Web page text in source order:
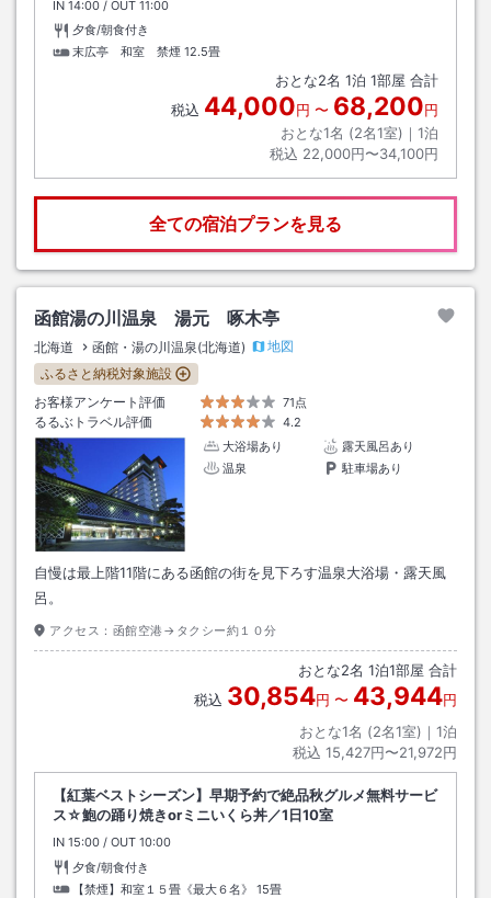
IN チェックイン
14:00 / OUT チェックアウト
11:00
夕食/朝食付き
末広亭 和室 禁煙 12.5畳
おとな2名 1泊 1部屋 合計
税込 44,000円 〜 68,200円
おとな1名 (2名1室)｜ 1泊
税込 22,000円〜34,100円
全ての宿泊プランを見る
函館湯の川温泉 湯元 啄木亭
北海道 函館・湯の川温泉(北海道)
地図
ふるさと納税対象施設
お客様アンケート評価
71点
るるぶトラベル評価
4.2
大浴場あり
露天風呂あり
温泉
駐車場あり
自慢は最上階11階にある函館の街を見下ろす温泉大浴場・露天風
呂。
アクセス： 函館空港→タクシー約１０分
おとな2名 1泊1部屋 合計
税込 30,854円 〜 43,944円
おとな1名 (2名1室)｜ 1泊
税込 15,427円〜21,972円
【紅葉ベストシーズン】早期予約で絶品秋グルメ無料サービ
ス☆鮑の踊り焼きorミニいくら丼／1日10室
IN チェックイン
15:00 / OUT チェックアウト
10:00
夕食/朝食付き
【禁煙】和室１５畳《最大６名》
15畳